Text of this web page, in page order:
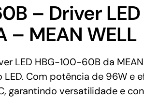
– Driver
– MEAN WELL
LED HBG-100-60B da
Com potência de 96W e
garantindo versatilidade e